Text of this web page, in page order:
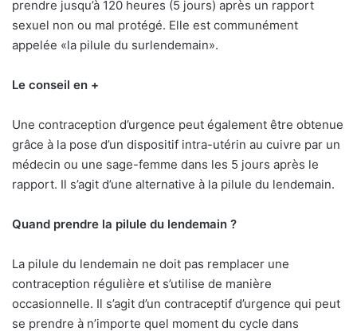
prendre jusqu’à 120 heures (5 jours) après un rapport
sexuel non ou mal protégé. Elle est communément
appelée «la pilule du surlendemain».
Le conseil en +
Une contraception d’urgence peut également être obtenue
grâce à la pose d’un dispositif intra-utérin au cuivre par un
médecin ou une sage-femme dans les 5 jours après le
rapport. Il s’agit d’une alternative à la pilule du lendemain.
Quand prendre la pilule du lendemain ?
La pilule du lendemain ne doit pas remplacer une
contraception régulière et s’utilise de manière
occasionnelle. Il s’agit d’un contraceptif d’urgence qui peut
se prendre à n’importe quel moment du cycle dans